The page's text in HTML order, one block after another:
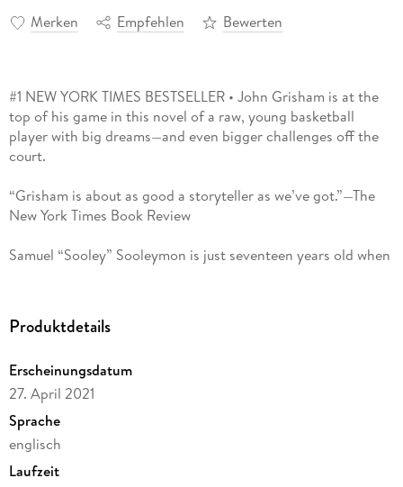
Merken Empfehlen Bewerten
#1 NEW YORK TIMES BESTSELLER • John Grisham is at the
top of his game in this novel of a raw, young basketball
player with big dreams—and even bigger challenges off the
court.
“Grisham is about as good a storyteller as we’ve got.”—The
New York Times Book Review
Samuel “Sooley” Sooleymon is just seventeen years old when
opportunity to be scouted by college coaches is a dream
come true. Though he is an amazing athlete, his technical
And then Sooley receives devastating news from home: as a
result of the civil war raging across South Sudan, his father is
dead, his sister is missing, and his mother and two younger
brothers are in a refugee camp. Moved by his story, the
coach of North Carolina Central offers him a scholarship.
Produktdetails
Erscheinungsdatum
27. April 2021
Sprache
englisch
Laufzeit